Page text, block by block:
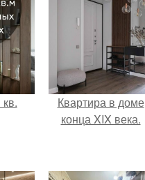
Квартира в доме
конца XIX века.